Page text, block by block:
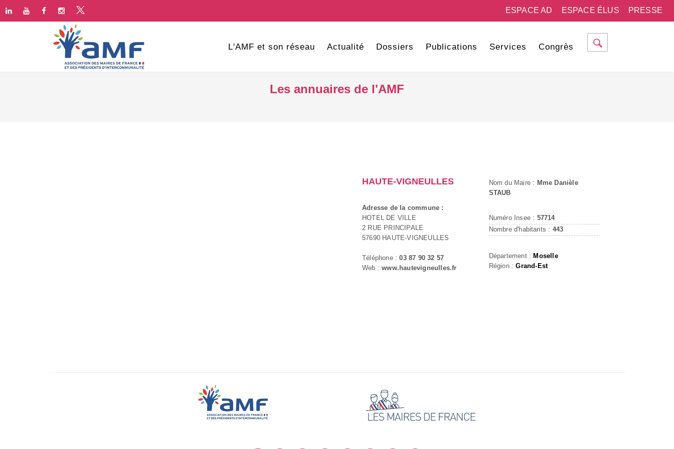
PRESSE
ESPACE ÉLUS
ESPACE AD
L'AMF et son réseau Actualité Dossiers Publications Services Congrès
Les annuaires de l'AMF
HAUTE-VIGNEULLES
Adresse de la commune :
HOTEL DE VILLE
2 RUE PRINCIPALE
57690 HAUTE-VIGNEULLES
Téléphone :03 87 90 32 57
Web :www.hautevigneulles.fr
Nom du Maire : Mme Danièle
STAUB
Numéro Insee : 57714
Nombre d'habitants : 443
Département : Moselle
Région :Grand-Est